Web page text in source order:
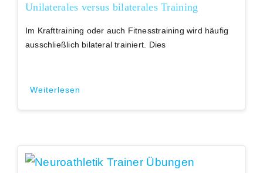
Unilaterales versus bilaterales Training
Im Krafttraining oder auch Fitnesstraining wird häufig
ausschließlich bilateral trainiert. Dies
Weiterlesen